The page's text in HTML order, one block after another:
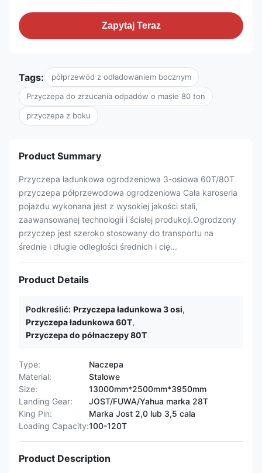
Zapytaj Teraz
Tags: półprzewód z odładowaniem bocznym
Przyczepa do zrzucania odpadów o masie 80 ton
przyczepa z boku
Product Summary
Przyczepa ładunkowa ogrodzeniowa 3-osiowa 60T/80T
przyczepa półprzewodowa ogrodzeniowa Cała karoseria
pojazdu wykonana jest z wysokiej jakości stali,
zaawansowanej technologii i ścisłej produkcji.Ogrodzony
przyczep jest szeroko stosowany do transportu na
średnie i długie odległości średnich i cię...
Product Details
Podkreślić: Przyczepa ładunkowa 3 osi,
Przyczepa ładunkowa 60T,
Przyczepa do półnaczepy 80T
Type:
Naczepa
Material:
Stalowe
Size:
13000mm*2500mm*3950mm
Landing Gear:
JOST/FUWA/Yahua marka 28T
King Pin:
Marka Jost 2,0 lub 3,5 cala
Loading Capacity:100-120T
Product Description